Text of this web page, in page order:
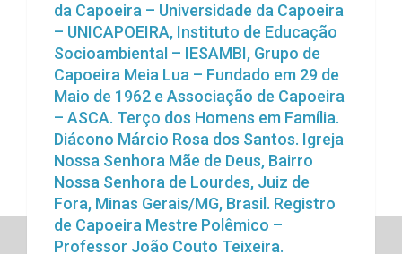
da Capoeira – Universidade da Capoeira
– UNICAPOEIRA, Instituto de Educação
Socioambiental – IESAMBI, Grupo de
Capoeira Meia Lua – Fundado em 29 de
Maio de 1962 e Associação de Capoeira
– ASCA. Terço dos Homens em Família.
Diácono Márcio Rosa dos Santos. Igreja
Nossa Senhora Mãe de Deus, Bairro
Nossa Senhora de Lourdes, Juiz de
Fora, Minas Gerais/MG, Brasil. Registro
de Capoeira Mestre Polêmico –
Professor João Couto Teixeira.